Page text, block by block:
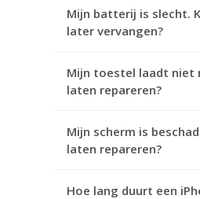
Mijn batterij is slecht.
later vervangen?
Mijn toestel laadt niet
laten repareren?
Mijn scherm is
laten repareren?
Hoe lang duurt een